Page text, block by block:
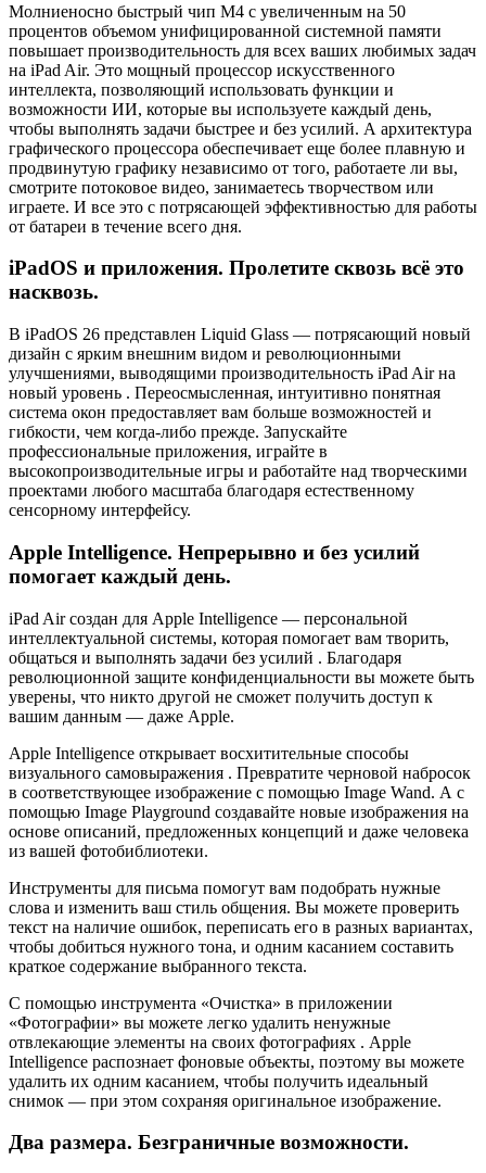
Молниеносно быстрый чип M4 с увеличенным на 50
процентов объемом унифицированной системной памяти
повышает производительность для всех ваших любимых задач
на iPad Air. Это мощный процессор искусственного
интеллекта, позволяющий использовать функции и
возможности ИИ, которые вы используете каждый день,
чтобы выполнять задачи быстрее и без усилий. А архитектура
графического процессора обеспечивает еще более плавную и
продвинутую графику независимо от того, работаете ли вы,
смотрите потоковое видео, занимаетесь творчеством или
играете. И все это с потрясающей эффективностью для работы
от батареи в течение всего дня.
iPadOS и приложения. Пролетите сквозь всё это
насквозь.
В iPadOS 26 представлен Liquid Glass — потрясающий новый
дизайн с ярким внешним видом и революционными
улучшениями, выводящими производительность iPad Air на
новый уровень . Переосмысленная, интуитивно понятная
система окон предоставляет вам больше возможностей и
гибкости, чем когда-либо прежде. Запускайте
профессиональные приложения, играйте в
высокопроизводительные игры и работайте над творческими
проектами любого масштаба благодаря естественному
сенсорному интерфейсу.
Apple Intelligence. Непрерывно и без усилий
помогает каждый день.
iPad Air создан для Apple Intelligence — персональной
интеллектуальной системы, которая помогает вам творить,
общаться и выполнять задачи без усилий . Благодаря
революционной защите конфиденциальности вы можете быть
уверены, что никто другой не сможет получить доступ к
вашим данным — даже Apple.
Apple Intelligence открывает восхитительные способы
визуального самовыражения . Превратите черновой набросок
в соответствующее изображение с помощью Image Wand. А с
помощью Image Playground создавайте новые изображения на
основе описаний, предложенных концепций и даже человека
из вашей фотобиблиотеки.
Инструменты для письма помогут вам подобрать нужные
слова и изменить ваш стиль общения. Вы можете проверить
текст на наличие ошибок, переписать его в разных вариантах,
чтобы добиться нужного тона, и одним касанием составить
краткое содержание выбранного текста.
С помощью инструмента «Очистка» в приложении
«Фотографии» вы можете легко удалить ненужные
отвлекающие элементы на своих фотографиях . Apple
Intelligence распознает фоновые объекты, поэтому вы можете
удалить их одним касанием, чтобы получить идеальный
снимок — при этом сохраняя оригинальное изображение.
Два размера. Безграничные возможности.